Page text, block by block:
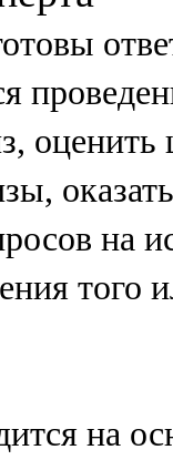
оценить
на
того
на